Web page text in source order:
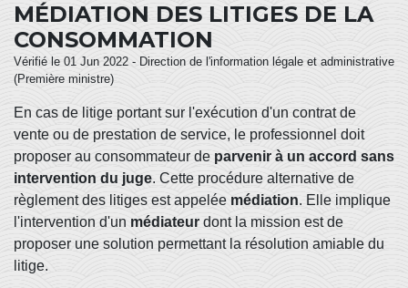
MÉDIATION DES LITIGES DE LA
CONSOMMATION
Vérifié le 01 Jun 2022 - Direction de l'information légale et administrative
(Première ministre)
En cas de litige portant sur l'exécution d'un contrat de
vente ou de prestation de service, le professionnel doit
proposer au consommateur de parvenir à un accord sans
intervention du juge. Cette procédure alternative de
règlement des litiges est appelée médiation. Elle implique
l'intervention d'un médiateur dont la mission est de
proposer une solution permettant la résolution amiable du
litige.